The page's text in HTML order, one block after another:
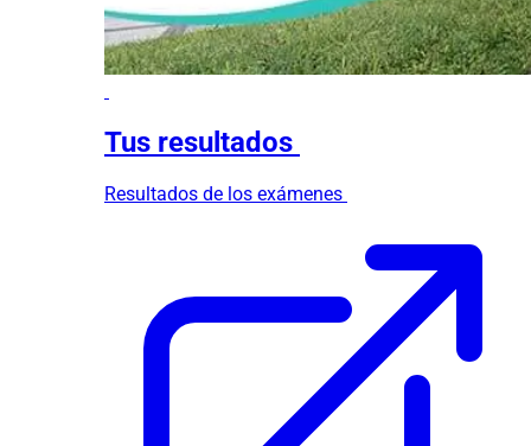
Tus resultados
Resultados de los exámenes